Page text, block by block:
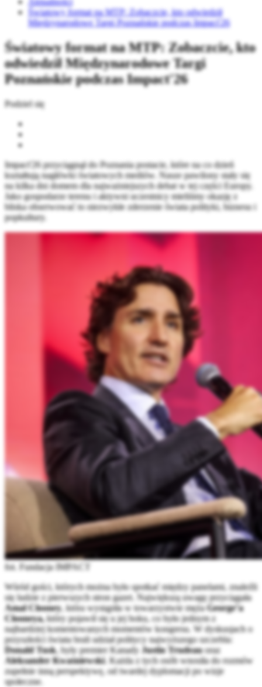
Światowy format na MTP: Zobaczcie, kto odwiedził
Międzynarodowe Targi Poznańskie podczas Impact'26
Światowy format na MTP: Zobaczcie, kto
odwiedził Międzynarodowe Targi
Poznańskie podczas Impact'26
Podziel się
Impact'26 przyciągnął do Poznania postacie, które na co dzień
kształtują nagłówki światowych mediów. Nasze pawilony stały się
na kilka dni domem dla najważniejszych debat w tej części Europy.
Jako gospodarze terenu i aktywni uczestnicy mieliśmy okazję z
bliska obserwować to niezwykłe zderzenie świata polityki, biznesu i
popkultury.
fot. Fundacja IMPACT
Wśród gości, których można było spotkać między panelami, znaleźli
się ludzie z pierwszych stron gazet. Największą uwagę przyciągała
Amal Clooney, która wystąpiła w towarzystwie mężaGeorge’a
Clooneya,który pojawił się u jej boku, co było jednym z
najbardziej komentowanych momentów kongresu. W dyskusjach o
przyszłości świata brali udział politycy najwyższego szczebla:
Donald Tusk, były premier Kanady Justin Trudeauoraz
Aleksander Kwaśniewski. Każda z tych osób wnosiła do rozmów
zupełnie inną perspektywę, od twardej dyplomacji po wizje
społeczne.